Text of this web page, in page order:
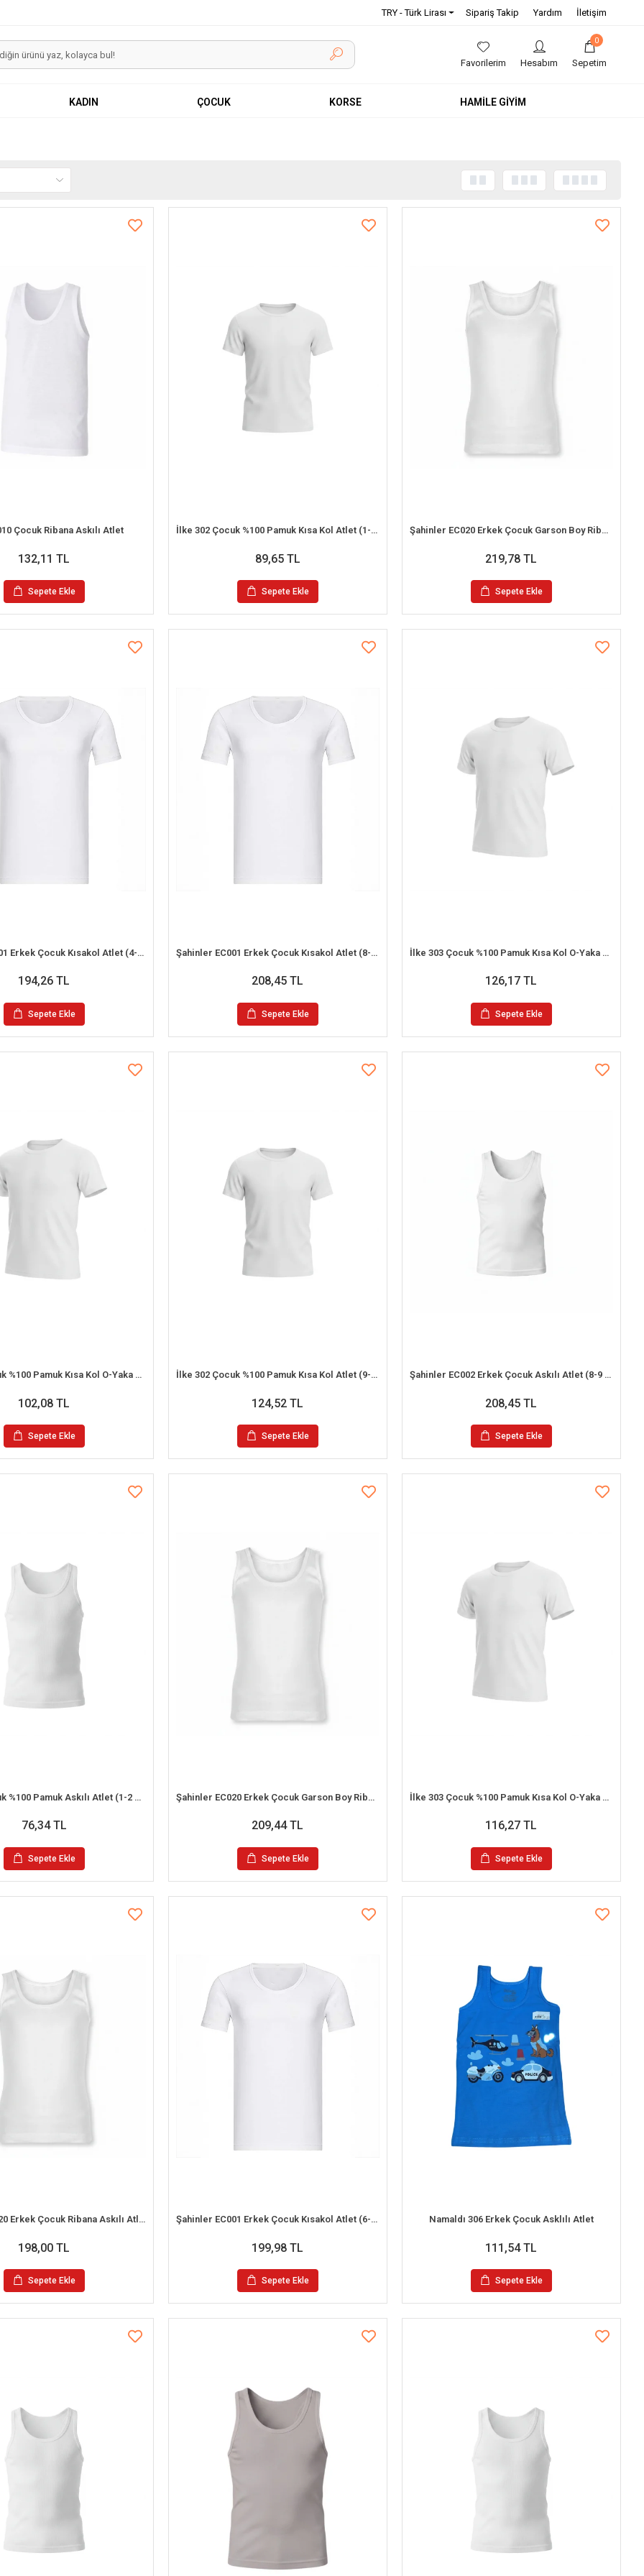
TRY - Türk Lirası Sipariş Takip Yardım İletişim
Favorilerim Hesabım
0
Sepetim
KADIN ÇOCUK KORSE HAMİLE GİYİM
Çocuk Ribana Askılı Atlet
132,11 TL
Sepete Ekle
İlke 302 Çocuk %100 Pamuk Kısa Kol Atlet (1-2 Yaş)
89,65 TL
Sepete Ekle
Şahinler EC020 Erkek Çocuk Garson Boy Ribana Askılı (12-13 Yaş)
219,78 TL
Sepete Ekle
Şahinler EC001 Erkek Çocuk Kısakol Atlet (4-5 Yaş)
194,26 TL
Sepete Ekle
Şahinler EC001 Erkek Çocuk Kısakol Atlet (8-9 Yaş)
208,45 TL
Sepete Ekle
İlke 303 Çocuk %100 Pamuk Kısa Kol O-Yaka Atlet (9-10 Yaş)
126,17 TL
Sepete Ekle
İlke 303 Çocuk %100 Pamuk Kısa Kol O-Yaka Atlet (3-4 Yaş)
102,08 TL
Sepete Ekle
İlke 302 Çocuk %100 Pamuk Kısa Kol Atlet (9-10 Yaş)
124,52 TL
Sepete Ekle
Şahinler EC002 Erkek Çocuk Askılı Atlet (8-9 Yaş)
208,45 TL
Sepete Ekle
İlke 301 Çocuk %100 Pamuk Askılı Atlet (1-2 Yaş)
76,34 TL
Sepete Ekle
Şahinler EC020 Erkek Çocuk Garson Boy Ribana Askılı Atlet (10-11 Yaş)
209,44 TL
Sepete Ekle
İlke 303 Çocuk %100 Pamuk Kısa Kol O-Yaka Atlet (7-8 Yaş)
116,27 TL
Sepete Ekle
Şahinler EC020 Erkek Çocuk Ribana Askılı Atlet (6-7 Yaş)
198,00 TL
Sepete Ekle
Şahinler EC001 Erkek Çocuk Kısakol Atlet (6-7 Yaş)
199,98 TL
Sepete Ekle
Namaldı 306 Erkek Çocuk Asklılı Atlet
111,54 TL
Sepete Ekle